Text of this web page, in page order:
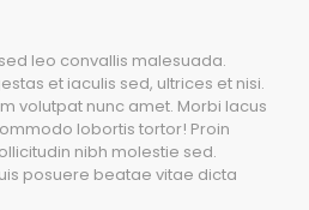
leo convallis malesuada.
et iaculis sed, ultrices et nisi.
volutpat nunc amet. Morbi lacus
lobortis tortor! Proin
nibh molestie sed.
posuere beatae vitae dicta